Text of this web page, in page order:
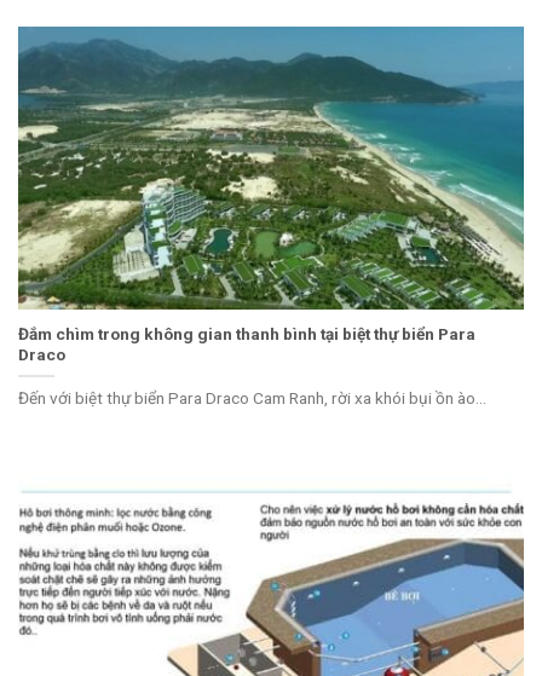
Đắm chìm trong không gian thanh bình tại biệt thự biển Para
Draco
Đến với biệt thự biển Para Draco Cam Ranh, rời xa khói bụi ồn ào...